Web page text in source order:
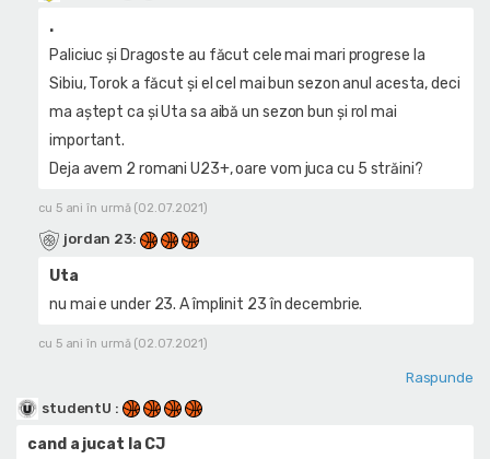
.
Paliciuc și Dragoste au făcut cele mai mari progrese la
Sibiu, Torok a făcut și el cel mai bun sezon anul acesta, deci
ma aștept ca și Uta sa aibă un sezon bun și rol mai
important.
Deja avem 2 romani U23+, oare vom juca cu 5 străini?
cu 5 ani în urmă (02.07.2021)
jordan 23:
Uta
nu mai e under 23. A împlinit 23 în decembrie.
cu 5 ani în urmă (02.07.2021)
Raspunde
studentU :
cand a jucat la CJ